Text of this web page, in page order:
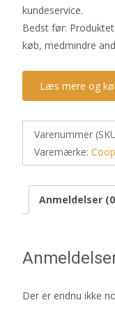
kundeservice.
Bedst før:
køb, medmindre
Læs mere og
Varenummer
Varemærke:
Anmeldelser
Der er endnu ikke